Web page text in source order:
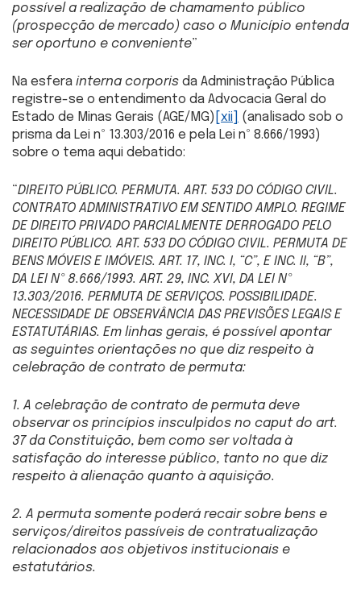
possível a realização de chamamento público
(prospecção de mercado) caso o Município entenda
ser oportuno e conveniente”
Na esfera interna corporis da Administração Pública
registre-se o entendimento da Advocacia Geral do
Estado de Minas Gerais (AGE/MG) [xii]
(analisado sob o
prisma da Lei nº 13.303/2016 e pela Lei nº 8.666/1993)
sobre o tema aqui debatido:
“DIREITO PÚBLICO. PERMUTA. ART. 533 DO CÓDIGO CIVIL.
CONTRATO ADMINISTRATIVO EM SENTIDO AMPLO. REGIME
DE DIREITO PRIVADO PARCIALMENTE DERROGADO PELO
DIREITO PÚBLICO. ART. 533 DO CÓDIGO CIVIL. PERMUTA DE
BENS MÓVEIS E IMÓVEIS. ART. 17, INC. I, “C”, E INC. II, “B”,
DA LEI Nº 8.666/1993. ART. 29, INC. XVI, DA LEI Nº
13.303/2016. PERMUTA DE SERVIÇOS. POSSIBILIDADE.
NECESSIDADE DE OBSERVÂNCIA DAS PREVISÕES LEGAIS E
ESTATUTÁRIAS. Em linhas gerais, é possível apontar
as seguintes orientações no que diz respeito à
celebração de contrato de permuta:
1. A celebração de contrato de permuta deve
observar os princípios insculpidos no caput do art.
37 da Constituição, bem como ser voltada à
satisfação do interesse público, tanto no que diz
respeito à alienação quanto à aquisição.
2. A permuta somente poderá recair sobre bens e
serviços/direitos passíveis de contratualização
relacionados aos objetivos institucionais e
estatutários.